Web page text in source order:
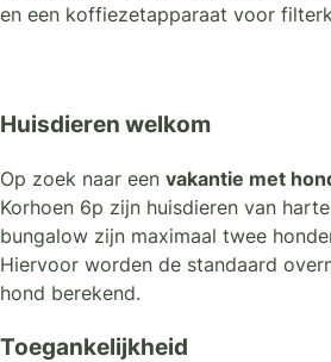
en een koffiezetapparaat voor
Huisdieren welkom
Op zoek naar een vakantie met
Korhoen 6p zijn huisdieren van
bungalow zijn maximaal twee
Hiervoor worden de standaard
hond berekend.
Toegankelijkheid